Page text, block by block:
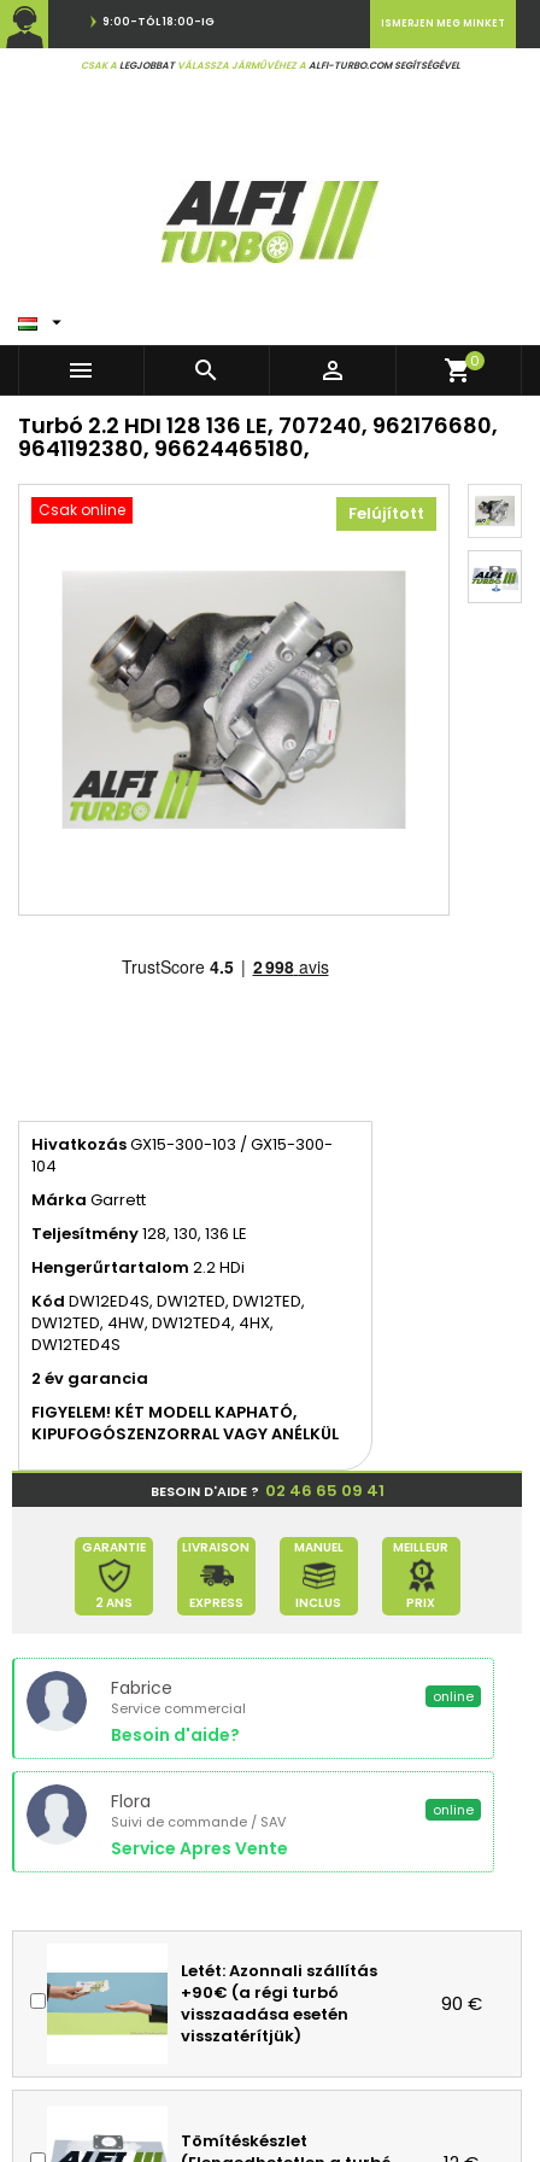
9:00-TÓL 18:00-IG
CSAK ALEGJOBBATVÁLASSZA JÁRMŰVÉHEZ AALFI-TURBO.COM SEGÍTSÉGÉVEL
ISMERJEN MEG MINKET

   shopping_cart0
Turbó 2.2 HDI 128 136 LE, 707240, 962176680,
9641192380, 96624465180,
Csak online Felújított
HivatkozásGX15-300-103 / GX15-300-
104
Márka Garrett
Teljesítmény128, 130, 136 LE
Hengerűrtartalom 2.2 HDi
Kód DW12ED4S, DW12TED, DW12TED,
DW12TED, 4HW, DW12TED4, 4HX,
DW12TED4S
2 év garancia
FIGYELEM! KÉT MODELL KAPHATÓ,
KIPUFOGÓSZENZORRAL VAGY ANÉLKÜL
BESOIN D'AIDE ? 02 46 65 09 41
GARANTIE
2 ANS
LIVRAISON
EXPRESS
MANUEL
INCLUS
MEILLEUR
PRIX
Fabrice
Service commercial
Besoin d'aide?
online
Flora
Suivi de commande / SAV
Service Apres Vente
online
Letét: Azonnali szállítás
+90€ (a régi turbó
visszaadása esetén
visszatérítjük)
90 €
Tömítéskészlet